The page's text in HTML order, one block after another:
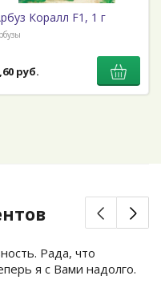
Коралл F1, 1 г
руб.
Рада, что
я с Вами надолго.